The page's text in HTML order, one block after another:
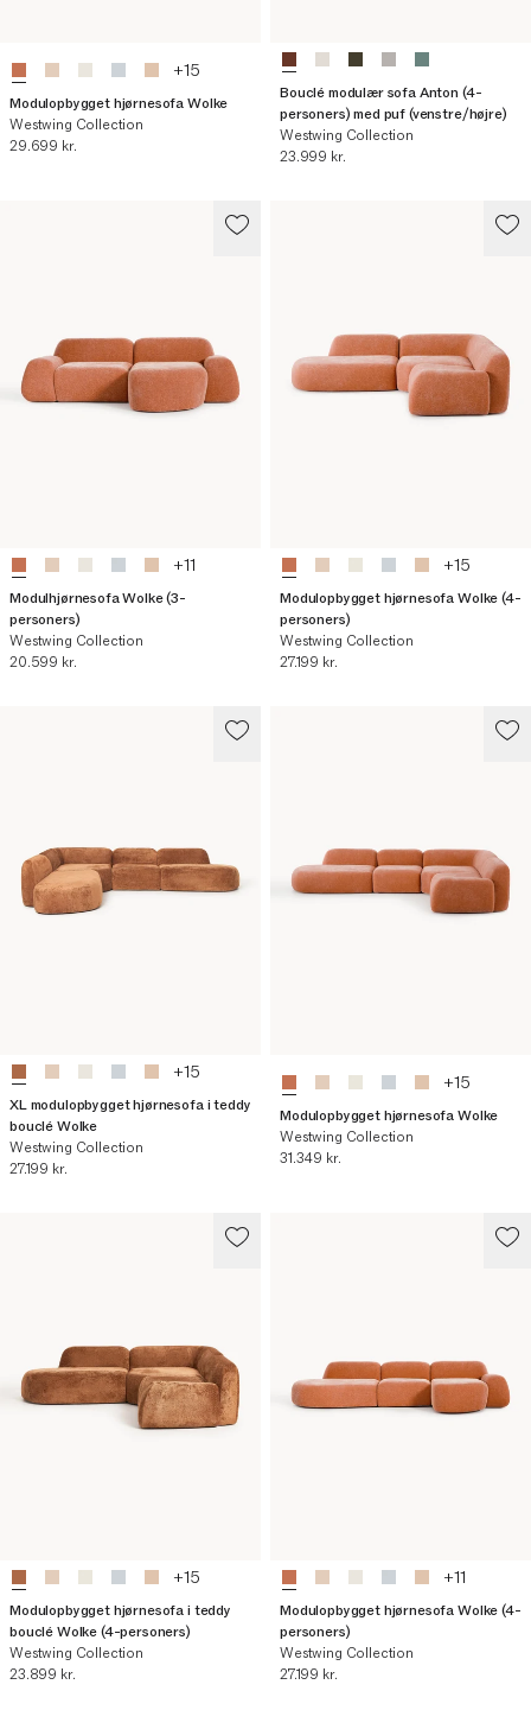
+15
Modulopbygget hjørnesofa Wolke
Westwing Collection
Nuværende pris
29.699 kr.
Bouclé modulær sofa Anton (4-
personers) med puf (venstre/højre)
Westwing Collection
Nuværende pris
23.999 kr.
+11
Modulhjørnesofa Wolke (3-
personers)
Westwing Collection
Nuværende pris
20.599 kr.
+15
Modulopbygget hjørnesofa Wolke (4-
personers)
Westwing Collection
Nuværende pris
27.199 kr.
+15
XL modulopbygget hjørnesofa i teddy
bouclé Wolke
Westwing Collection
Nuværende pris
27.199 kr.
+15
Modulopbygget hjørnesofa Wolke
Westwing Collection
Nuværende pris
31.349 kr.
+15
Modulopbygget hjørnesofa i teddy
bouclé Wolke (4-personers)
Westwing Collection
Nuværende pris
23.899 kr.
+11
Modulopbygget hjørnesofa Wolke (4-
personers)
Westwing Collection
Nuværende pris
27.199 kr.